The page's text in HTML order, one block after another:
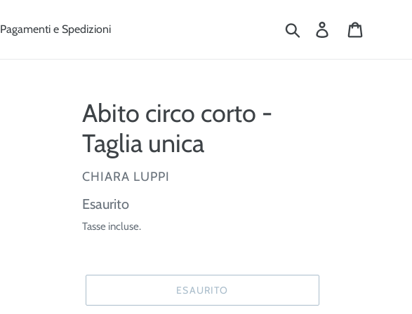
Pagamenti e Spedizioni Cerca Accedi
Abito circo corto -
Taglia unica
VENDITORE
CHIARA LUPPI
Prezzo
di
Esaurito
Tasse incluse.
ESAURITO